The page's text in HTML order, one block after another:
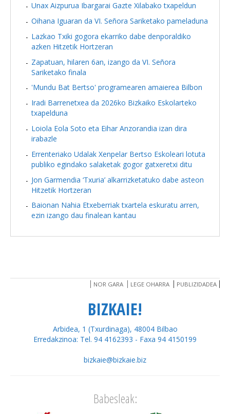
Unax Aizpurua Ibargarai Gazte Xilabako txapeldun
Oihana Iguaran da VI. Señora Sariketako pameladuna
Lazkao Txiki gogora ekarriko dabe denporaldiko
azken Hitzetik Hortzeran
Zapatuan, hilaren 6an, izango da VI. Señora
Sariketako finala
'Mundu Bat Bertso' programearen amaierea Bilbon
Iradi Barrenetxea da 2026ko Bizkaiko Eskolarteko
txapelduna
Loiola Eola Soto eta Eihar Anzorandia izan dira
irabazle
Errenteriako Udalak Xenpelar Bertso Eskoleari lotuta
publiko egindako salaketak gogor gatxeretxi ditu
Jon Garmendia ‘Txuria’ alkarrizketatuko dabe asteon
Hitzetik Hortzeran
Baionan Nahia Etxeberriak txartela eskuratu arren,
ezin izango dau finalean kantau
NOR GARA LEGE OHARRA PUBLIZIDADEA
BIZKAIE!
Arbidea, 1 (Txurdinaga), 48004 Bilbao
Erredakzinoa: Tel. 94 4162393 - Faxa 94 4150199
bizkaie@bizkaie.biz
Babesleak: